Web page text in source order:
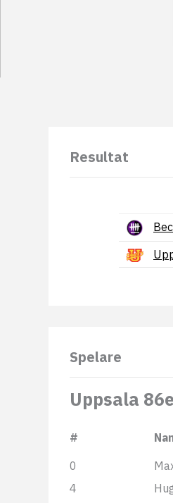
Resultat
Spelare
Uppsala
#
0
4